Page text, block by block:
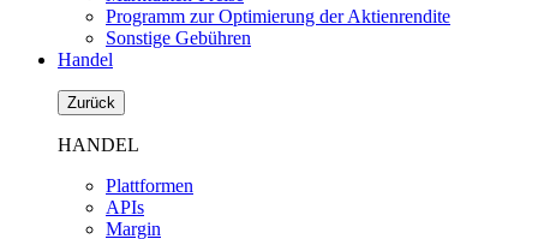
Programm zur Optimierung der Aktienrendite
Sonstige Gebühren
Handel
Zurück
HANDEL
Plattformen
APIs
Margin